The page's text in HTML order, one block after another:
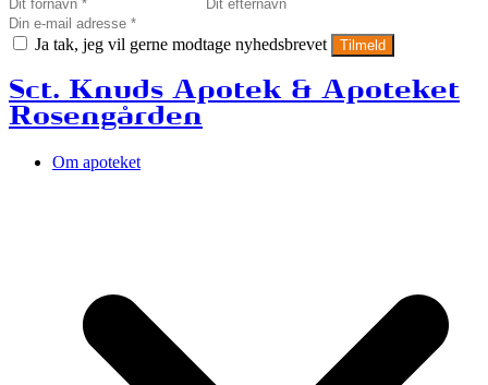
Ja tak, jeg vil gerne modtage nyhedsbrevet Tilmeld
Sct. Knuds Apotek & Apoteket
Rosengården
Om apoteket